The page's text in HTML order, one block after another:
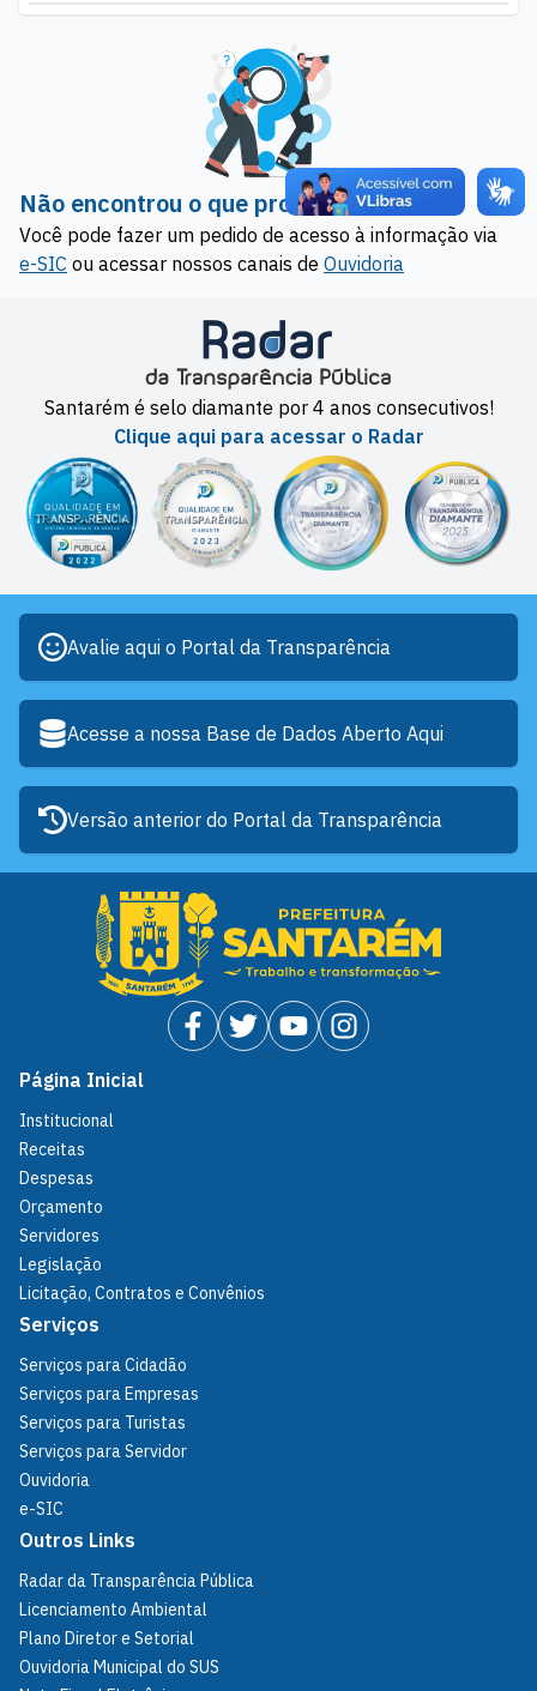
Não encontrou o que procurava?
Você pode fazer um pedido de acesso à informação via
e-SIC ou acessar nossos canais de Ouvidoria
Santarém é selo diamante por 4 anos consecutivos!
Clique aqui para acessar o Radar
Avalie aqui o Portal da Transparência
Acesse a nossa Base de Dados Aberto Aqui
Versão anterior do Portal da Transparência
Página Inicial
Institucional
Receitas
Despesas
Orçamento
Servidores
Legislação
Licitação, Contratos e Convênios
Serviços
Serviços para Cidadão
Serviços para Empresas
Serviços para Turistas
Serviços para Servidor
Ouvidoria
e-SIC
Outros Links
Radar da Transparência Pública
Licenciamento Ambiental
Plano Diretor e Setorial
Ouvidoria Municipal do SUS